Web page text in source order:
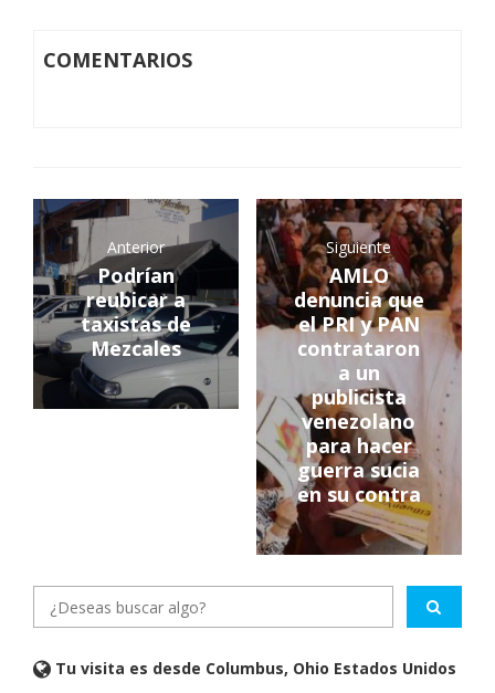
COMENTARIOS
Anterior
Podrían
reubicar a
taxistas de
Mezcales
Siguiente
AMLO
denuncia que
el PRI y PAN
contrataron
a un
publicista
venezolano
para hacer
guerra sucia
en su contra
Tu visita es desde Columbus, Ohio Estados Unidos